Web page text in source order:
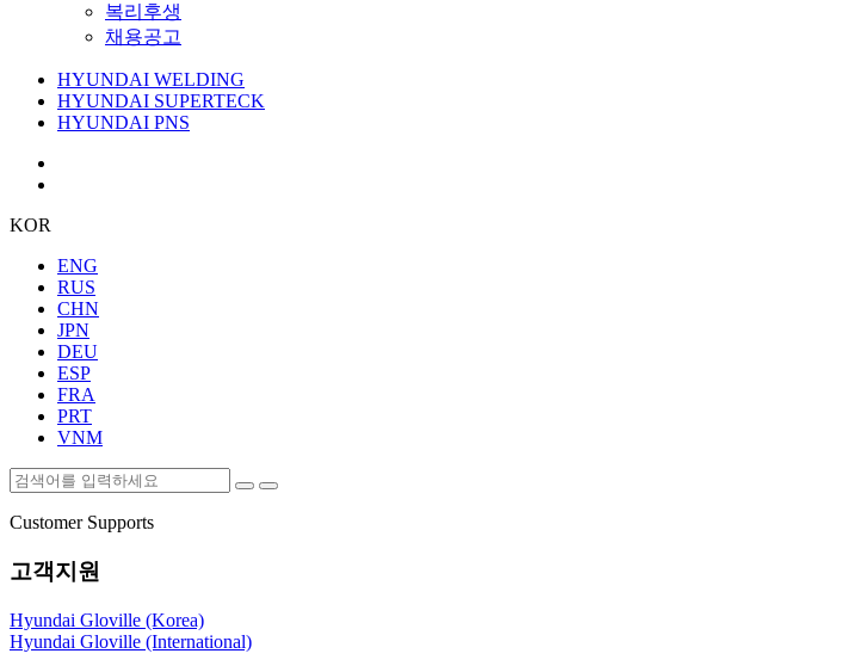
복리후생
채용공고
HYUNDAI WELDING
HYUNDAI SUPERTECK
HYUNDAI PNS
KOR
ENG
RUS
CHN
JPN
DEU
ESP
FRA
PRT
VNM
Customer Supports
고객지원
Hyundai Gloville (Korea)
Hyundai Gloville (International)